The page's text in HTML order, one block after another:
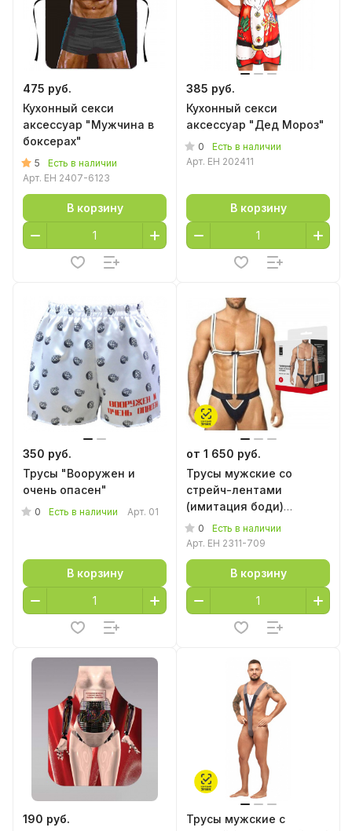
475 руб.
Кухонный секси
аксессуар "Мужчина в
боксерах"
5
Есть в наличии
Арт. EH 2407-6123
В корзину
385 руб.
Кухонный секси
аксессуар "Дед Мороз"
0
Есть в наличии
Арт. EH 202411
В корзину
350 руб.
Трусы "Вооружен и
очень опасен"
0 Есть в наличии Арт. 01
В корзину
от 1 650 руб.
Трусы мужские со
стрейч-лентами
(имитация боди)
"Официант"
0
Есть в наличии
Арт. EH 2311-709
В корзину
190 руб.
Трусы мужские с